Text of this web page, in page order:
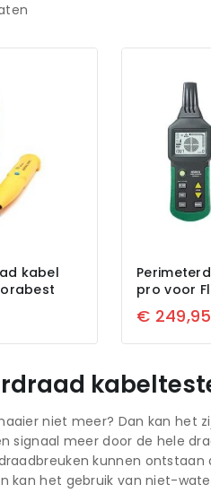
kabel
pro voor
€ 249,95
niet meer? Dan kan het
signaal meer door de hele
kunnen
kan het gebruik van niet-